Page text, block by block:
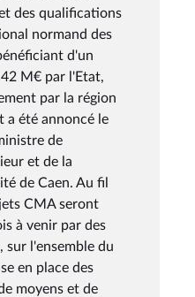
des qualifications
normand des
d'un
M€ par l'Etat,
par la région
a été annoncé le
de
et de la
de Caen. Au fil
CMA seront
à venir par des
sur l'ensemble du
en place des
moyens et de